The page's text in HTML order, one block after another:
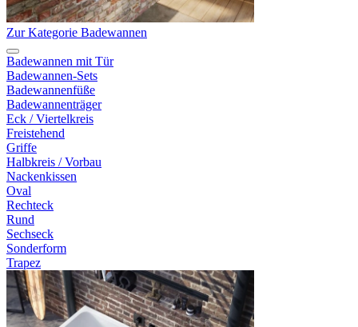
Zur Kategorie Badewannen
Badewannen mit Tür
Badewannen-Sets
Badewannenfüße
Badewannenträger
Eck / Viertelkreis
Freistehend
Griffe
Halbkreis / Vorbau
Nackenkissen
Oval
Rechteck
Rund
Sechseck
Sonderform
Trapez